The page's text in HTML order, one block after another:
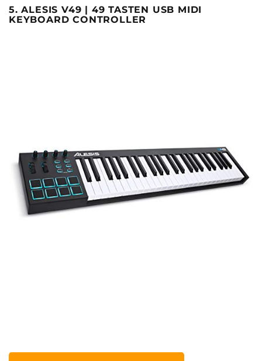
5. ALESIS V49 | 49 TASTEN USB MIDI
KEYBOARD CONTROLLER